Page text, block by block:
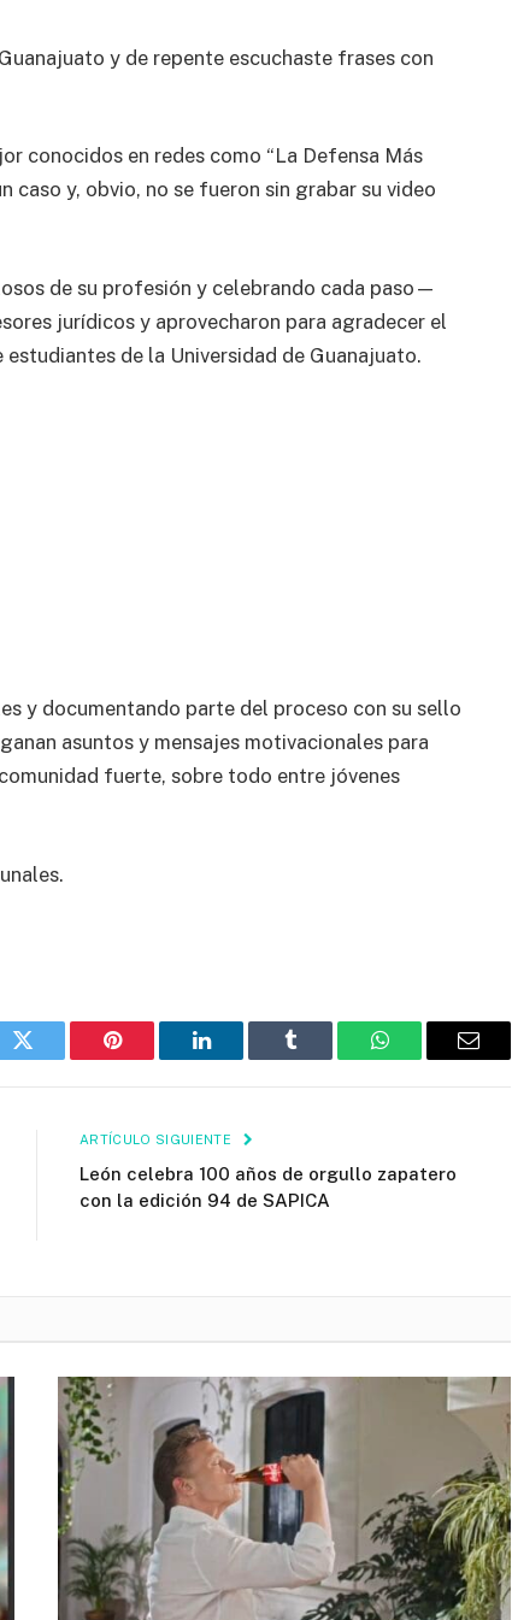
y de repente escuchaste frases con
conocidos en redes como “La Defensa Más
caso y, obvio, no se fueron sin grabar su video
de su profesión y celebrando cada paso—
jurídicos y aprovecharon para agradecer el
de la Universidad de Guanajuato.
y documentando parte del proceso con su sello
asuntos y mensajes motivacionales para
fuerte, sobre todo entre jóvenes
Twitter Pinterest LinkedIn Tumblr WhatsAppEmail
ARTÍCULO SIGUIENTE
León celebra 100 años de orgullo zapatero
con la edición 94 de SAPICA